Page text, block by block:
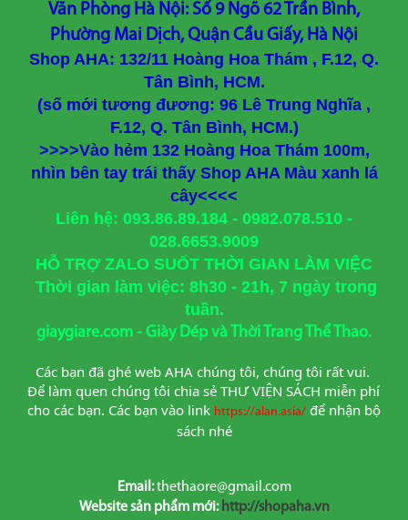
Văn Phòng Hà Nội: Số 9 Ngõ 62 Trần Bình,
Phường Mai Dịch, Quận Cầu Giấy, Hà Nội
Shop AHA: 132/11 Hoàng Hoa Thám , F.12, Q.
Tân Bình, HCM.
(số mới tương đương: 96 Lê Trung Nghĩa ,
F.12, Q. Tân Bình, HCM.)
>>>>Vào hẻm 132 Hoàng Hoa Thám 100m,
nhìn bên tay trái thấy Shop AHA Màu xanh lá
cây<<<<
Liên hệ: 093.86.89.184 - 0982.078.510 -
028.6653.9009
HỖ TRỢ ZALO SUỐT THỜI GIAN LÀM VIỆC
Thời gian làm việc: 8h30 - 21h, 7 ngày trong
tuần.
giaygiare.com - Giày Dép và Thời Trang Thể Thao.
Các bạn đã ghé web AHA chúng tôi, chúng tôi rất vui.
Để làm quen chúng tôi chia sẻ THƯ VIỆN SÁCH miễn phí
cho các bạn. Các bạn vào link https://alan.asia/ để nhận bộ
sách nhé
Email:thethaore@gmail.com
Website sản phẩm mới: http://shopaha.vn